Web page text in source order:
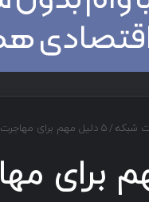
شبکه/۵ دلیل مهم برای مهاجرت از Cisco ACE به F5 BIG-IP